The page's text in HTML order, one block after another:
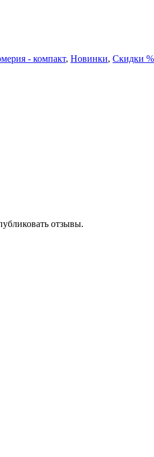
- компакт, Новинки, Скидки %
отзывы.